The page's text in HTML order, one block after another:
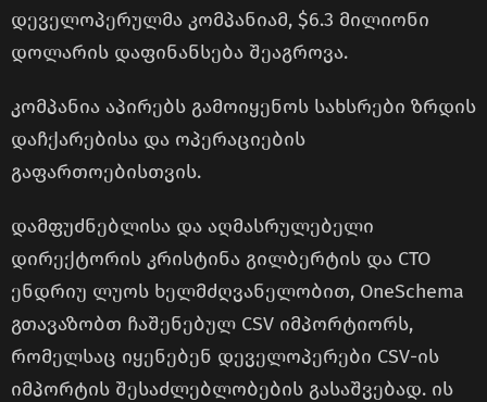
დეველოპერულმა კომპანიამ, $6.3 მილიონი
დოლარის დაფინანსება შეაგროვა.
კომპანია აპირებს გამოიყენოს სახსრები ზრდის
დაჩქარებისა და ოპერაციების
გაფართოებისთვის.
დამფუძნებლისა და აღმასრულებელი
დირექტორის კრისტინა გილბერტის და CTO
ენდრიუ ლუოს ხელმძღვანელობით, OneSchema
გთავაზობთ ჩაშენებულ CSV იმპორტიორს,
რომელსაც იყენებენ დეველოპერები CSV-ის
იმპორტის შესაძლებლობების გასაშვებად. ის